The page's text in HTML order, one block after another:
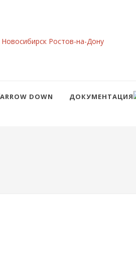
Новосибирск Ростов-на-Дону
ДОКУМЕНТАЦИЯ